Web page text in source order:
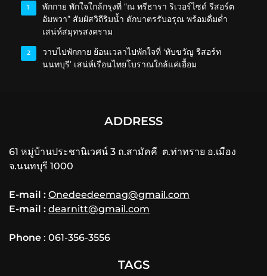
1
พักกาย พักใจใกล้กรุงที่ “ณ ทรีธารา ริเวอร์ไซด์ รีสอร์ต
อัมพวา” สัมผัสวิถีริมน้ำ ตักบาตรรับอรุณ พร้อมดื่มด่ำ
เสน่ห์สมุทรสงคราม
2
วาบไปพักกาย ย้อนเวลาไปพักใจที่ ‘ทับขวัญ รีสอร์ท
นนทบุรี’ เสน่ห์เรือนไทยโบราณใกล้แค่เอื้อม
ADDRESS
61 หมู่บ้านประชานิเวศน์ 3 ถ.สามัคคี ต.ท่าทราย อ.เมือง
จ.นนทบุรี 1000
E-mail : Onedeedeemag@gmail.com
E-mail : dearnitt@gmail.com
Phone : 061-356-3556
TAGS